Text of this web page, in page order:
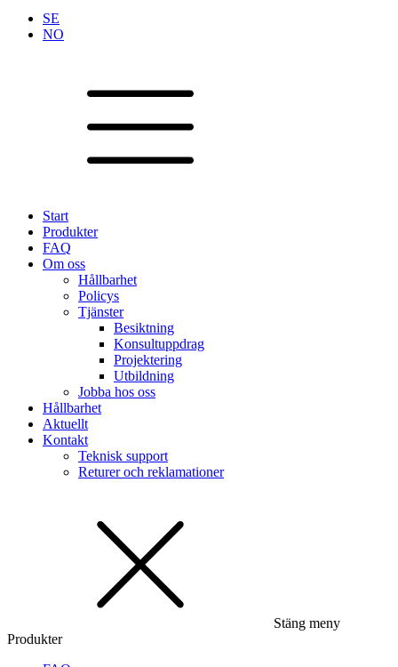
SE
NO
Start
Produkter
FAQ
Om oss
Hållbarhet
Policys
Tjänster
Besiktning
Konsultuppdrag
Projektering
Utbildning
Jobba hos oss
Hållbarhet
Aktuellt
Kontakt
Teknisk support
Returer och reklamationer
Stäng meny
Produkter